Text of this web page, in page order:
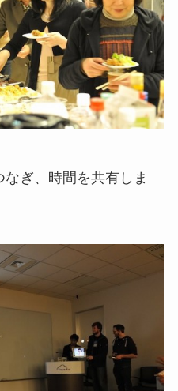
ぎ、時間を共有しま